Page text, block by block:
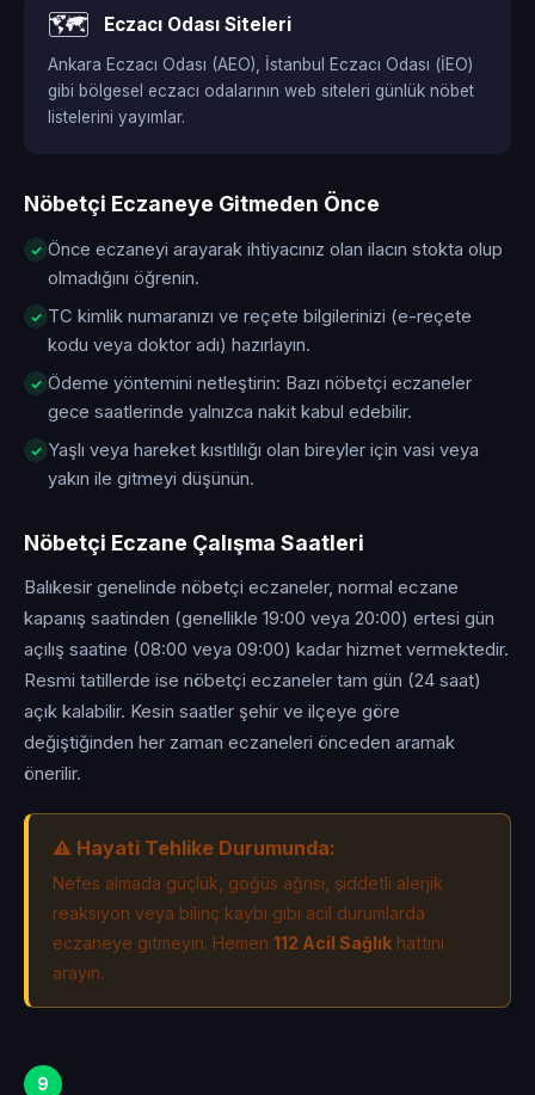
🗺️ Eczacı Odası Siteleri
Ankara Eczacı Odası (AEO), İstanbul Eczacı Odası (İEO)
gibi bölgesel eczacı odalarının web siteleri günlük nöbet
listelerini yayımlar.
Nöbetçi Eczaneye Gitmeden Önce
Önce eczaneyi arayarak ihtiyacınız olan ilacın stokta olup
olmadığını öğrenin.
TC kimlik numaranızı ve reçete bilgilerinizi (e-reçete
kodu veya doktor adı) hazırlayın.
Ödeme yöntemini netleştirin: Bazı nöbetçi eczaneler
gece saatlerinde yalnızca nakit kabul edebilir.
Yaşlı veya hareket kısıtlılığı olan bireyler için vasi veya
yakın ile gitmeyi düşünün.
Nöbetçi Eczane Çalışma Saatleri
Balıkesir genelinde nöbetçi eczaneler, normal eczane
kapanış saatinden (genellikle 19:00 veya 20:00) ertesi gün
açılış saatine (08:00 veya 09:00) kadar hizmet vermektedir.
Resmi tatillerde ise nöbetçi eczaneler tam gün (24 saat)
açık kalabilir. Kesin saatler şehir ve ilçeye göre
değiştiğinden her zaman eczaneleri önceden aramak
önerilir.
⚠️ Hayati Tehlike Durumunda:
Nefes almada güçlük, göğüs ağrısı, şiddetli alerjik
reaksiyon veya bilinç kaybı gibi acil durumlarda
eczaneye gitmeyin. Hemen 112 Acil Sağlık hattını
arayın.
9